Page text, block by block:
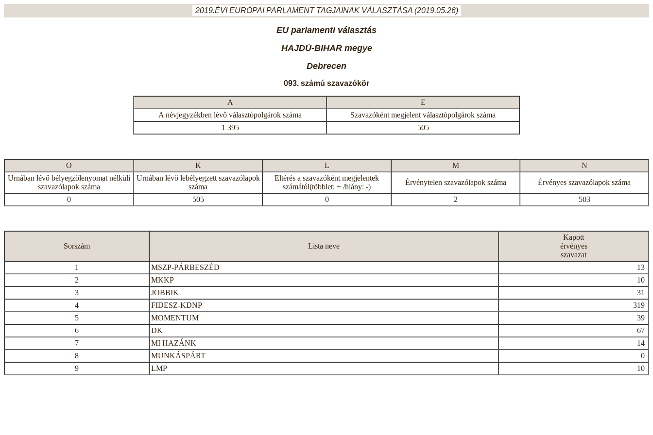
2019.ÉVI EURÓPAI PARLAMENT TAGJAINAK VÁLASZTÁSA (2019.05.26)
EU parlamenti választás
HAJDÚ-BIHAR megye
Debrecen
093. számú szavazókör
A
E
A névjegyzékben lévő választópolgárok száma
Szavazóként megjelent választópolgárok száma
1 395
505
O K L M
N
Urnában lévő bélyegzőlenyomat nélküli
szavazólapok száma
Urnában lévő lebélyegzett szavazólapok
száma
Eltérés a szavazóként megjelentek
számától(többlet: + /hiány: -)
Érvénytelen szavazólapok száma Érvényes szavazólapok száma
0 505 0 2 503
Sorszám Lista neve
Kapott
érvényes
szavazat
1
MSZP-PÁRBESZÉD
13
2
MKKP
10
3
JOBBIK
31
4
FIDESZ-KDNP
319
5
MOMENTUM
39
6
DK
67
7
MI HAZÁNK
14
8
MUNKÁSPÁRT
0
9
LMP 10